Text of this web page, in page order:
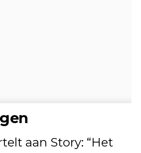
aan Story: “Het